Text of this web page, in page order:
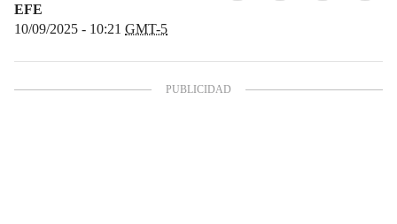
EFE
10/09/2025 - 10:21 GMT-5